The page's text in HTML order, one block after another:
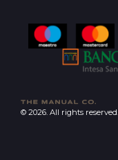
© 2026. All rights reserved.